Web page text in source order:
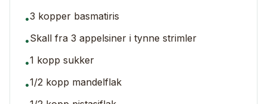
•3 kopper basmatiris
•Skall fra 3 appelsiner i tynne strimler
•1 kopp sukker
•1/2 kopp mandelflak